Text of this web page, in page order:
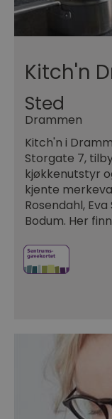
Kitch'n
Sted
Drammen
Kitch'n i
Storgate 7,
kjøkkenutstyr
kjente
Rosendahl,
Bodum. Her